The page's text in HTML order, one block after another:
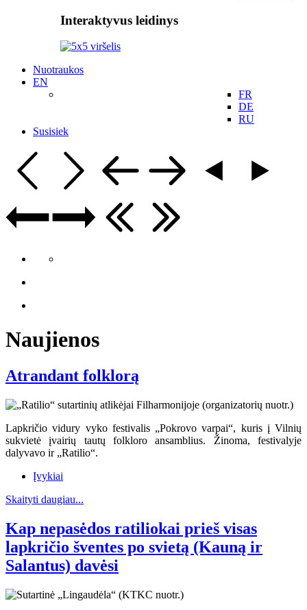
Interaktyvus leidinys
Nuotraukos
EN
FR
DE
RU
Susisiek
Naujienos
Atrandant folklorą
Lapkričio vidury vyko festivalis „Pokrovo varpai“, kuris į Vilnių
sukvietė įvairių tautų folkloro ansamblius. Žinoma, festivalyje
dalyvavo ir „Ratilio“.
Įvykiai
Skaityti daugiau...
Kap nepasėdos ratiliokai prieš visas
lapkričio šventes po svietą (Kauną ir
Salantus) davėsi